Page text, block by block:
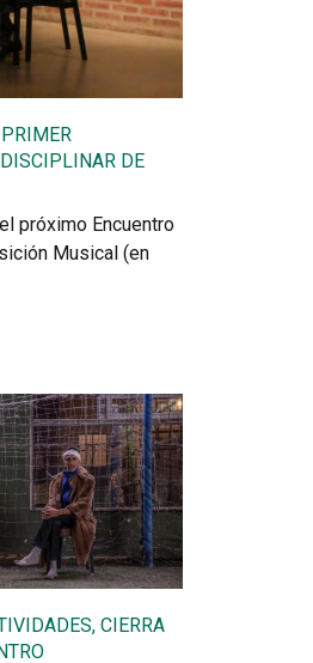
DE
próximo Encuentro
Musical (en
CIERRA